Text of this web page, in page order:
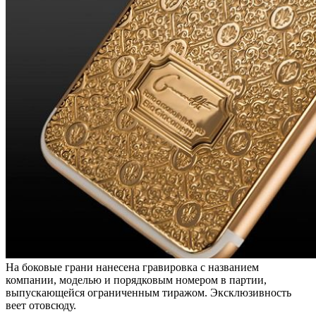
На боковые грани нанесена гравировка с названием
компании, моделью и порядковым номером в партии,
выпускающейся ограниченным тиражом. Эксклюзивность
веет отовсюду.